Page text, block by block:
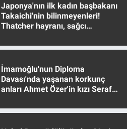
Japonya'nın ilk kadın başbakanı
Takaichi'nin bilinmeyenleri!
Thatcher hayranı, sağcı
İmamoğlu'nun Diploma
Davası'nda yaşanan korkunç
anları Ahmet Özer'in kızı Seraf